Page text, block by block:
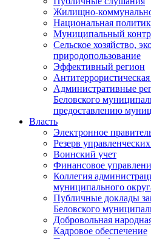
Жилищно-
Национальная
Муниципальный
Сельское хозяйство,
природопользование
Эффективный регион
Антитеррористическая
Административные
Беловского
предоставлению
Власть
Электронное
Резерв
Воинский учет
Финансовое
Коллегия
муниципального
Публичные доклады
Беловского
Добровольная
Кадровое обеспечение